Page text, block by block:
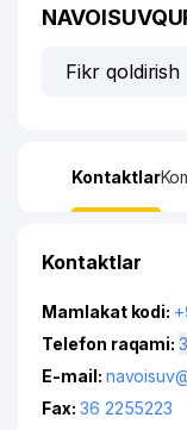
Fikr qoldirish
Kontaktlar
Kontaktlar
Mamlakat kodi:
Telefon raqami:
E-mail:
Fax: 36 2255223